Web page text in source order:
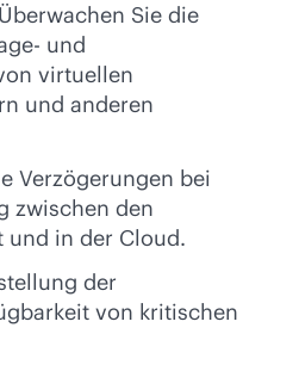
Sie die
und
virtuellen
und anderen
Verzögerungen bei
zwischen den
und in der Cloud.
der
von kritischen